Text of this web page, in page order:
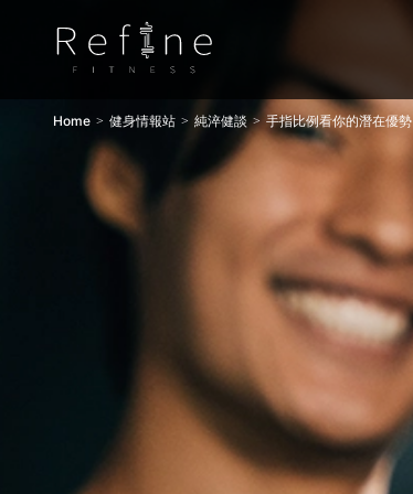
Home 健身情報站 純淬健談 手指比例看你的潛在優勢